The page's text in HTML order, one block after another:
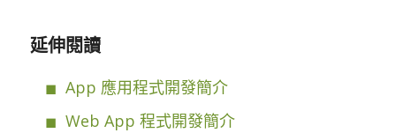
延伸閱讀
App 應用程式開發簡介
Web App 程式開發簡介